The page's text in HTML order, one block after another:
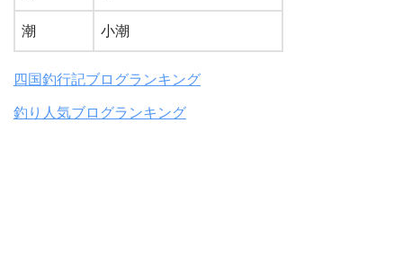
潮 小潮
四国釣行記ブログランキング
釣り人気ブログランキング